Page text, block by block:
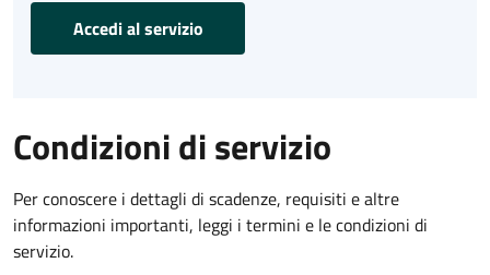
Accedi al servizio
Condizioni di servizio
Per conoscere i dettagli di scadenze, requisiti e altre
informazioni importanti, leggi i termini e le condizioni di
servizio.